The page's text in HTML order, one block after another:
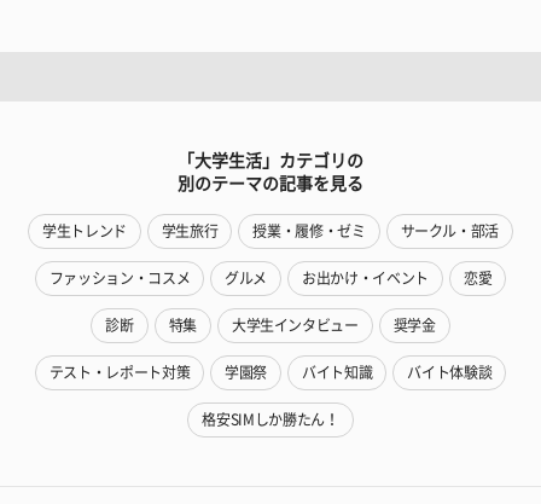
「大学生活」カテゴリの
別のテーマの記事を見る
学生トレンド 学生旅行 授業・履修・ゼミ サークル・部活
ファッション・コスメ グルメ お出かけ・イベント 恋愛
診断 特集 大学生インタビュー 奨学金
テスト・レポート対策 学園祭 バイト知識 バイト体験談
格安SIMしか勝たん！